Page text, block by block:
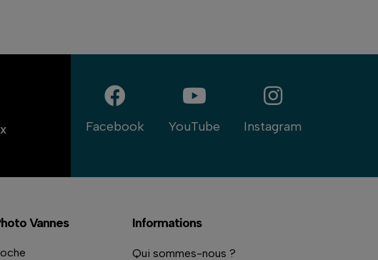
Facebook YouTube Instagram
Vannes Informations
Qui sommes-nous ?